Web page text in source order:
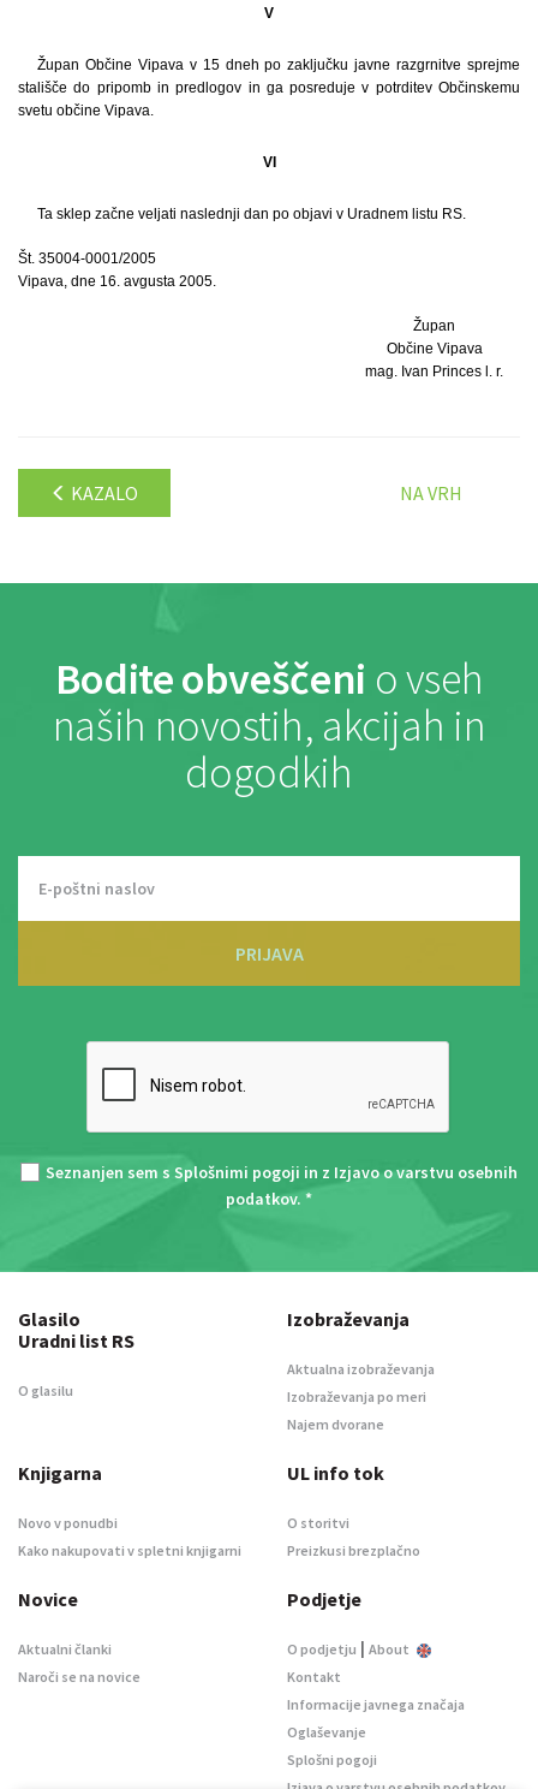
V
Župan Občine Vipava v 15 dneh po zaključku javne razgrnitve sprejme
stališče do pripomb in predlogov in ga posreduje v potrditev Občinskemu
svetu občine Vipava.
VI
Ta sklep začne veljati naslednji dan po objavi v Uradnem listu RS.
Št. 35004-0001/2005
Vipava, dne 16. avgusta 2005.
Župan
Občine Vipava
mag. Ivan Princes l. r.
KAZALO NA VRH
Bodite obveščeni o vseh
naših novostih, akcijah in
dogodkih
PRIJAVA
Seznanjen sem s Splošnimi pogoji in z Izjavo o varstvu osebnih
podatkov. *
Glasilo
Uradni list RS
O glasilu
Izobraževanja
Aktualna izobraževanja
Izobraževanja po meri
Najem dvorane
Knjigarna
Novo v ponudbi
Kako nakupovati v spletni knjigarni
UL info tok
O storitvi
Preizkusi brezplačno
Novice
Aktualni članki
Naroči se na novice
Podjetje
O podjetju | About
Kontakt
Informacije javnega značaja
Oglaševanje
Splošni pogoji